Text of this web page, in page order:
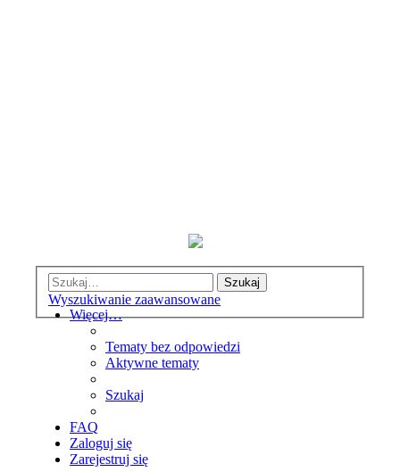
Szukaj
Wyszukiwanie zaawansowane
Więcej…
Tematy bez odpowiedzi
Aktywne tematy
Szukaj
FAQ
Zaloguj się
Zarejestruj się